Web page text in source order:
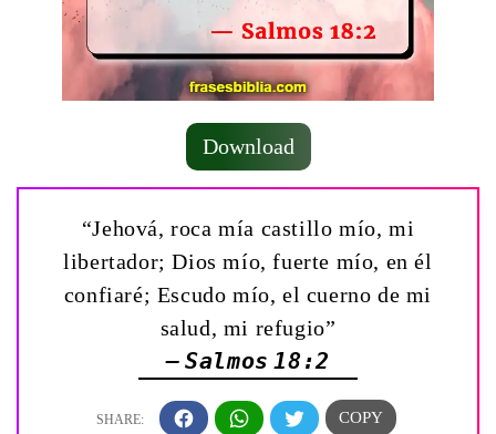
Download
“Jehová, roca mía castillo mío, mi
libertador; Dios mío, fuerte mío, en él
confiaré; Escudo mío, el cuerno de mi
salud, mi refugio”
— Salmos 18:2